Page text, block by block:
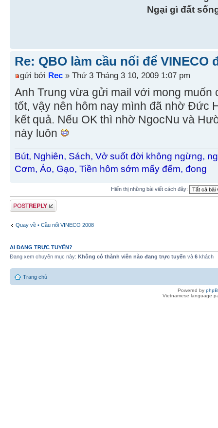
Ngại gì đất
Re: QBO làm cầu nối để VINECO
gửi bởi Rec » Thứ 3 Tháng 3 10, 2009 1:07 pm
Anh Trung vừa gửi mail với mong muốn
tốt, vậy nên hôm nay mình đã nhờ Đức
kết quả. Nếu OK thì nhờ NgocNu và
này luôn
Bút, Nghiên, Sách, Vở suốt đời không ngừng,
Cơm, Áo, Gạo, Tiền hôm sớm mấy đếm, đong
Hiển thị những bài viết cách đây:
Gửi bài trả lời
Quay về • Cầu nối VINECO 2008
AI ĐANG TRỰC TUYẾN?
Đang xem chuyên mục này: Không có thành viên nào đang trực tuyến và 6 khách
Trang chủ
Powered by
Vietnamese language